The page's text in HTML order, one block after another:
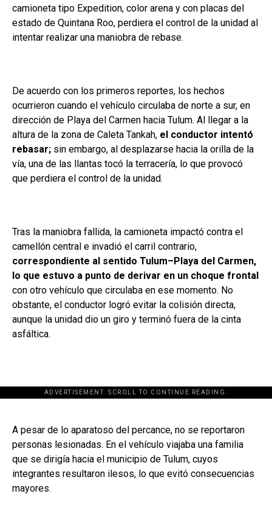
camioneta tipo Expedition, color arena y con placas del
estado de Quintana Roo, perdiera el control de la unidad al
intentar realizar una maniobra de rebase.
De acuerdo con los primeros reportes, los hechos
ocurrieron cuando el vehículo circulaba de norte a sur, en
dirección de Playa del Carmen hacia Tulum. Al llegar a la
altura de la zona de Caleta Tankah, el conductor intentó
rebasar; sin embargo, al desplazarse hacia la orilla de la
vía, una de las llantas tocó la terracería, lo que provocó
que perdiera el control de la unidad.
Tras la maniobra fallida, la camioneta impactó contra el
camellón central e invadió el carril contrario,
correspondiente al sentido Tulum–Playa del Carmen,
lo que estuvo a punto de derivar en un choque frontal
con otro vehículo que circulaba en ese momento. No
obstante, el conductor logró evitar la colisión directa,
aunque la unidad dio un giro y terminó fuera de la cinta
asfáltica.
ADVERTISEMENT. SCROLL TO CONTINUE READING.
[adsforwp id="243463"]
A pesar de lo aparatoso del percance, no se reportaron
personas lesionadas. En el vehículo viajaba una familia
que se dirigía hacia el municipio de Tulum, cuyos
integrantes resultaron ilesos, lo que evitó consecuencias
mayores.